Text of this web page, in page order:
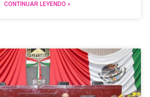
CONTINUAR LEYENDO »